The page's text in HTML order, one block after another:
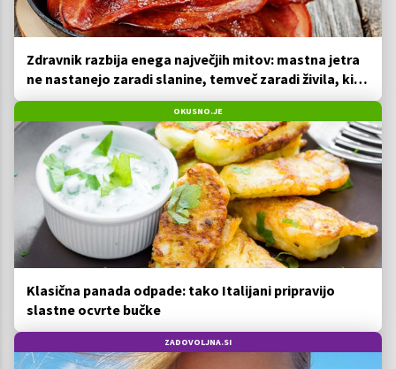
Zdravnik razbija enega največjih mitov: mastna jetra
ne nastanejo zaradi slanine, temveč zaradi živila, ki
ga imamo vsi radi
OKUSNO.JE
Klasična panada odpade: tako Italijani pripravijo
slastne ocvrte bučke
ZADOVOLJNA.SI